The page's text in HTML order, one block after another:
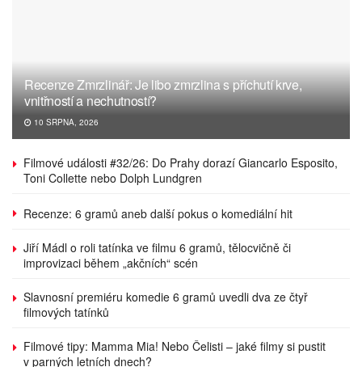
Recenze Zmrzlinář: Je libo zmrzlina s příchutí krve,
vnitřností a nechutností?
10 SRPNA, 2026
Filmové události #32/26: Do Prahy dorazí Giancarlo Esposito,
Toni Collette nebo Dolph Lundgren
Recenze: 6 gramů aneb další pokus o komediální hit
Jiří Mádl o roli tatínka ve filmu 6 gramů, tělocvičně či
improvizaci během „akčních“ scén
Slavnosní premiéru komedie 6 gramů uvedli dva ze čtyř
filmových tatínků
Filmové tipy: Mamma Mia! Nebo Čelisti – jaké filmy si pustit
v parných letních dnech?